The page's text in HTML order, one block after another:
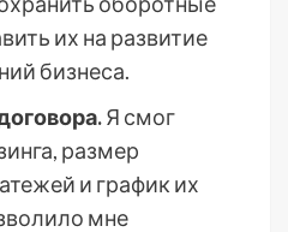
их на развитие
бизнеса.
Я смог
размер
и график их
мне